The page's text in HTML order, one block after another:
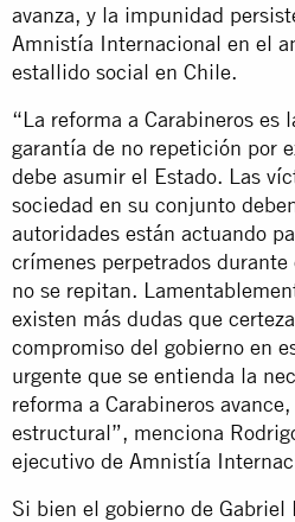
avanza, y la impunidad
Amnistía Internacional en el
estallido social en Chile.
“La reforma a Carabineros es
garantía de no repetición por
debe asumir el Estado. Las
sociedad en su conjunto
autoridades están actuando
crímenes perpetrados
no se repitan.
existen más dudas que
compromiso del gobierno en
urgente que se entienda la
reforma a Carabineros
estructural”, menciona
ejecutivo de Amnistía
Si bien el gobierno de Gabriel